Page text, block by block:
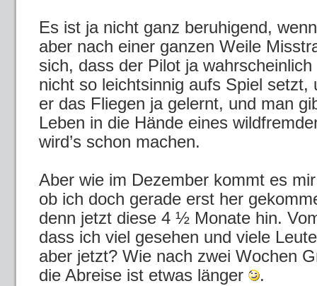
Es ist ja nicht ganz beruhigend,
aber nach einer ganzen Weile
sich, dass der Pilot ja
nicht so leichtsinnig aufs Spiel setzt,
er das Fliegen ja gelernt, und man
Leben in die Hände eines
wird’s schon machen.
Aber wie im Dezember kommt es
ob ich doch gerade erst her
denn jetzt diese 4 ½ Monate hin.
dass ich viel gesehen und viele
aber jetzt? Wie nach zwei Wochen
die Abreise ist etwas länger
.